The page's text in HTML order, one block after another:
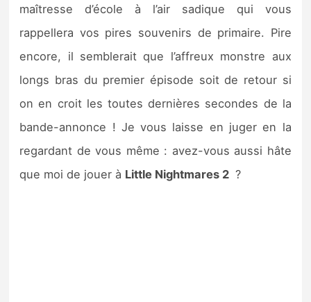
maîtresse d’école à l’air sadique qui vous
rappellera vos pires souvenirs de primaire. Pire
encore, il semblerait que l’affreux monstre aux
longs bras du premier épisode soit de retour si
on en croit les toutes dernières secondes de la
bande-annonce ! Je vous laisse en juger en la
regardant de vous même : avez-vous aussi hâte
que moi de jouer à Little Nightmares 2 ?